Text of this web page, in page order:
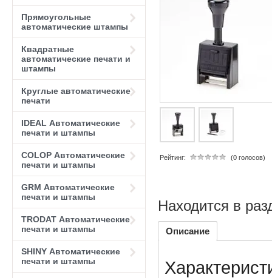
Прямоугольные
автоматические штампы
Квадратные
автоматические печати и
штампы
Круглые автоматические
печати
IDEAL Автоматические
печати и штампы
COLOP Автоматические
печати и штампы
GRM Автоматические
печати и штампы
TRODAT Автоматические
печати и штампы
SHINY Автоматические
печати и штампы
Рейтинг: (0 голосов)
Находится в
Описание